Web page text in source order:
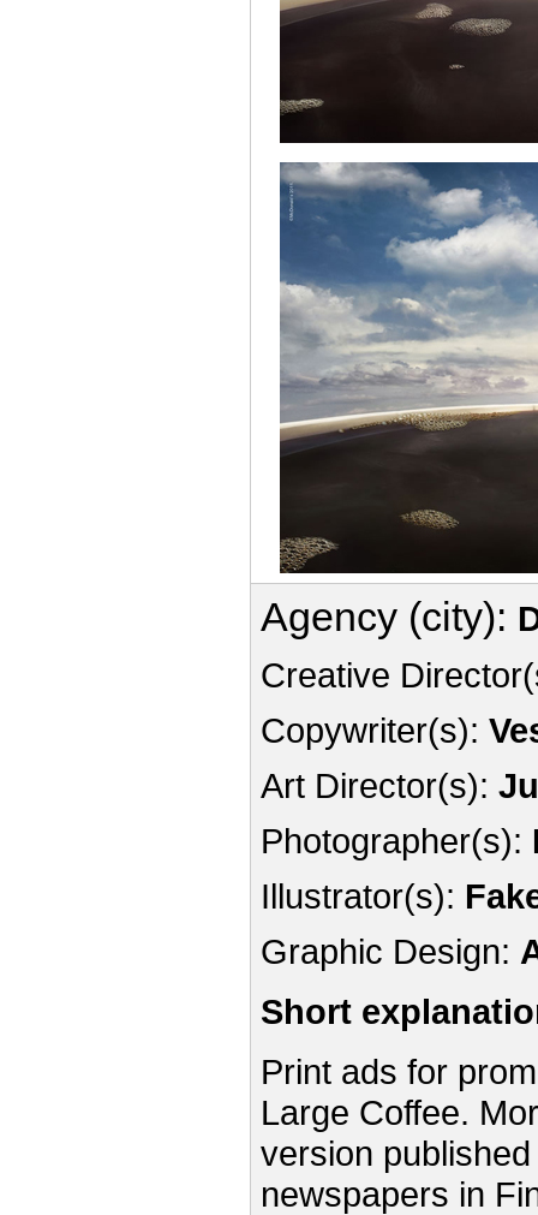
Agency (city):
Creative
Copywriter(s):
Art Director(s):
Photographer(s):
Illustrator(s):
Graphic Design:
Short
Print ads for
Large Coffee.
version
newspapers in